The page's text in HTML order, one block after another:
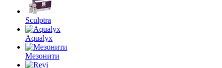
Sculptra
Aqualyx
Мезонити